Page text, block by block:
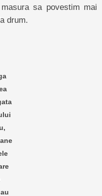
sa povestim mai
drum.